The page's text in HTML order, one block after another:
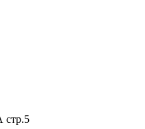
стр.5